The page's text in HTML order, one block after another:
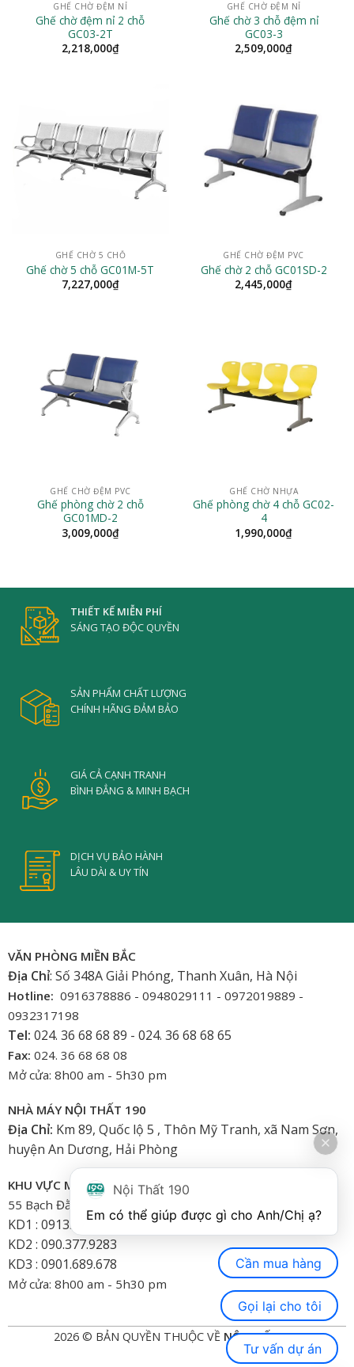
GHẾ CHỜ ĐỆM NỈ
Ghế chờ đệm nỉ 2 chỗ
GC03-2T
2,218,000₫
GHẾ CHỜ ĐỆM NỈ
Ghế chờ 3 chỗ đệm nỉ
GC03-3
2,509,000₫
GHẾ CHỜ 5 CHỖ
Ghế chờ 5 chỗ GC01M-5T
7,227,000₫
GHẾ CHỜ ĐỆM PVC
Ghế chờ 2 chỗ GC01SD-2
2,445,000₫
GHẾ CHỜ ĐỆM PVC
Ghế phòng chờ 2 chỗ
GC01MD-2
3,009,000₫
GHẾ CHỜ NHỰA
Ghế phòng chờ 4 chỗ GC02-
4
1,990,000₫
THIẾT KẾ MIỄN PHÍ
SÁNG TẠO ĐỘC QUYỀN
SẢN PHẨM CHẤT LƯỢNG
CHÍNH HÃNG ĐẢM BẢO
GIÁ CẢ CẠNH TRANH
BÌNH ĐẲNG & MINH BẠCH
DỊCH VỤ BẢO HÀNH
LÂU DÀI & UY TÍN
VĂN PHÒNG MIỀN BẮC
Địa Chỉ: Số 348A Giải Phóng, Thanh Xuân, Hà Nội
Hotline: 0916378886 - 0948029111 - 0972019889 -
0932317198
Tel: 024. 36 68 68 89 - 024. 36 68 68 65
Fax: 024. 36 68 68 08
Mở cửa: 8h00 am - 5h30 pm
NHÀ MÁY NỘI THẤT 190
Địa Chỉ: Km 89, Quốc lộ 5 , Thôn Mỹ Tranh, xã Nam Sơn,
huyện An Dương, Hải Phòng
KHU VỰC MIỀN NAM
55 Bạch Đằng, Phường 15, Bình Thạnh-HCM
KD1 : 0913.922.926
KD2 : 090.377.9283
KD3 : 0901.689.678
Mở cửa: 8h00 am - 5h30 pm
2026 © BẢN QUYỀN THUỘC VỀ NỘI THẤT 190
Nội Thất 190
Cần mua hàng
Gọi lại cho tôi
Tư vấn dự án